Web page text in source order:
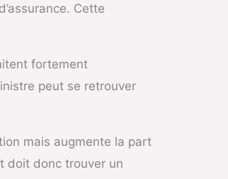
Cette
fortement
peut se retrouver
mais augmente la part
doit donc trouver un